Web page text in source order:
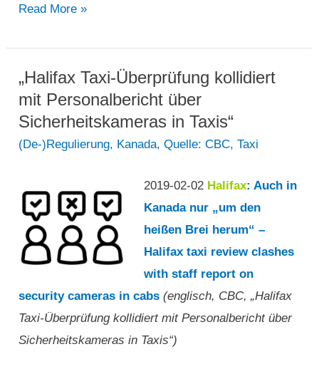
General
„Halifax-
verwehren
sich
gegen
geplante
Änderungen“
Read More »
„Halifax Taxi-Überprüfung kollidiert
mit Personalbericht über
Sicherheitskameras in Taxis“
(De-)Regulierung, Kanada,Quelle: CBC,Taxi
2019-02-02 Halifax: Auch in
Kanada nur „um den
heißen Brei herum“ –
Halifax taxi review clashes
with staff report on
security cameras in cabs (englisch, CBC, „Halifax
Taxi-Überprüfung kollidiert mit Personalbericht über
Sicherheitskameras in Taxis“)